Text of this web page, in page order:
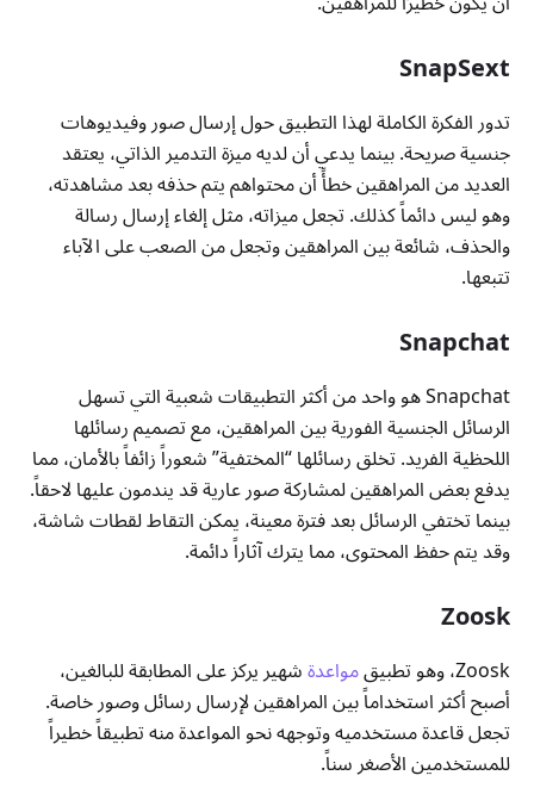
SnapSext
تدور الفكرة الكاملة لهذا التطبيق حول إرسال صور وفيديوهات
جنسية صريحة. بينما يدعي أن لديه ميزة التدمير الذاتي، يعتقد
العديد من المراهقين خطأً أن محتواهم يتم حذفه بعد مشاهدته،
وهو ليس دائماً كذلك. تجعل ميزاته، مثل إلغاء إرسال رسالة
والحذف، شائعة بين المراهقين وتجعل من الصعب على الآباء
تتبعها.
Snapchat
Snapchat هو واحد من أكثر التطبيقات شعبية التي تسهل
الرسائل الجنسية الفورية بين المراهقين، مع تصميم رسائلها
اللحظية الفريد. تخلق رسائلها “المختفية” شعوراً زائفاً بالأمان، مما
يدفع بعض المراهقين لمشاركة صور عارية قد يندمون عليها لاحقاً.
بينما تختفي الرسائل بعد فترة معينة، يمكن التقاط لقطات شاشة،
وقد يتم حفظ المحتوى، مما يترك آثاراً دائمة.
Zoosk
Zoosk، وهو تطبيق مواعدةشهير يركز على المطابقة للبالغين،
أصبح أكثر استخداماً بين المراهقين لإرسال رسائل وصور خاصة.
تجعل قاعدة مستخدميه وتوجهه نحو المواعدة منه تطبيقاً خطيراً
للمستخدمين الأصغر سناً.